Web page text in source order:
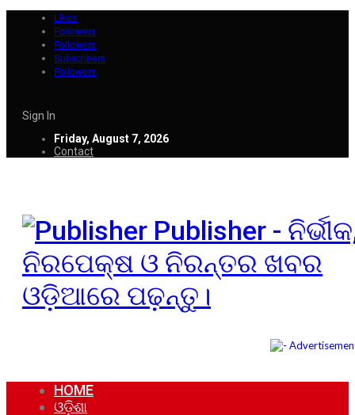
Likes
Followers
Followers
Subscribers
Followers
Sign In
Friday, August 7, 2026
Contact
Publisher -
ନିରପେକ୍ଷ ଓ ନିରନ୍ତର ଖବର
ଓଡ଼ିଆରେ ପଢ଼ନ୍ତୁ।
HOME
ଓଡ଼ିଶା